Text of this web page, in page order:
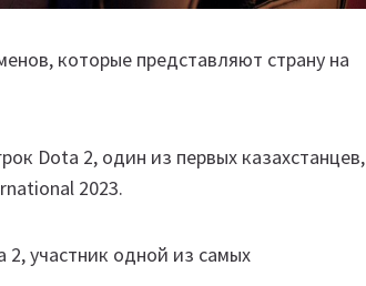
которые представляют страну на
Dota 2, один из первых казахстанцев,
2023.
участник одной из самых